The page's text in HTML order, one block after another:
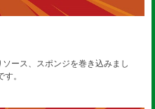
ース、スポンジを巻き込みまし
。